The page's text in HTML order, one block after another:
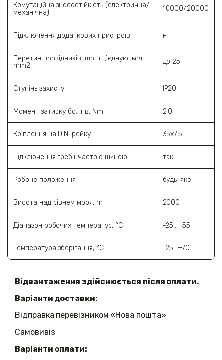
Комутаційна зносостійкість (електрична/
механічна)
10000/20000
Підключення додаткових пристроїв ні
Перетин провідників, що під`єднуються,
mm2
до 25
Ступінь захисту ІР20
Момент затиску болтів, Nm 2,0
Кріплення на DIN-рейку 35х7.5
Підключення гребінчастою шиною так
Робоче положення будь-яке
Висота над рівнем моря, m 2000
Діапазон робочих температур, °C -25…+55
Температура зберігання, °C -25…+70
Відвантаження здійснюється після оплати.
Варіанти доставки:
Відправка перевізником «Нова пошта».
Самовивіз.
Варіанти оплати: